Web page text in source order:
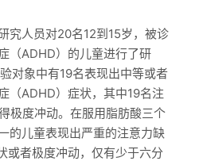
究人员对20名12到15岁，被诊
（ADHD）的儿童进行了研
对象中有19名表现出中等或者
（ADHD）症状，其中19名注
极度冲动。在服用脂肪酸三个
的儿童表现出严重的注意力缺
或者极度冲动，仅有少于六分